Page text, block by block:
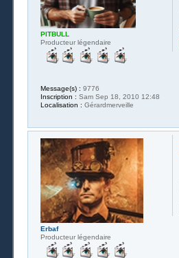
PITBULL
Producteur légendaire
Message(s) : 9776
Inscription : Sam Sep 18, 2010 12:48
Localisation : Gérardmerveille
Erbaf
Producteur légendaire